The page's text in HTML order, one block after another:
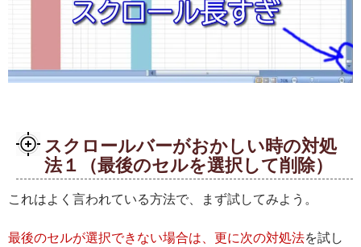
スクロールバーがおかしい時の対処
法１（最後のセルを選択して削除）
これはよく言われている方法で、まず試してみよう。
最後のセルが選択できない場合は、更に次の対処法を試し